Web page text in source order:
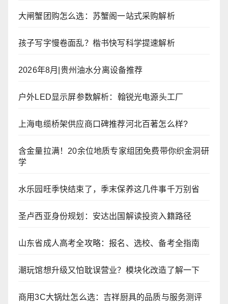
大闸蟹团购怎么选：苏蟹阁一站式采购解析
孩子写字慢卷面乱？楷书快写科学提速解析
2026年8月|贵州油水分离设备推荐
户外LED显示屏参数解析：翰锐光电源头工厂
上海电缆桥架供应商口碑推荐河北百著怎么样?
含金量拉满！20余位地质专家组团免费带你织金洞研
学
水乐园旺季快结束了，季末保养这几件事千万别省
圣卢西亚身份规划：安达出国解读投资入籍路径
山东省成人高考全攻略：报名、选校、备考全指南
潮玩馆想升级又怕耽误营业？模块化改造了解一下
商用3C大锅灶怎么选：吉祥厨具的品质与服务测评